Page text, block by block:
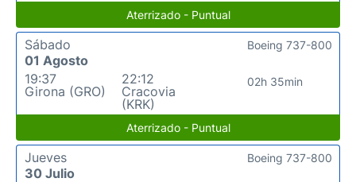
Aterrizado - Puntual
Sábado
01 Agosto
19:37
Girona (GRO)
22:12
Cracovia
(KRK)
02h 35min
Boeing 737-800
Aterrizado - Puntual
Jueves
30 Julio
Boeing 737-800